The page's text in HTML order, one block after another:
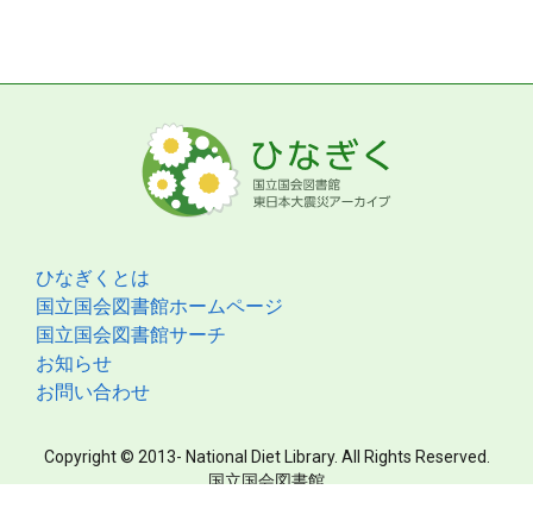
ひなぎくとは
国立国会図書館ホームページ
国立国会図書館サーチ
お知らせ
お問い合わせ
Copyright © 2013- National Diet Library. All Rights Reserved.